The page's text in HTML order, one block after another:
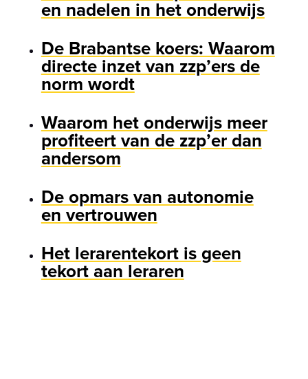
en nadelen in het onderwijs
De Brabantse koers: Waarom
directe inzet van zzp’ers de
norm wordt
Waarom het onderwijs meer
profiteert van de zzp’er dan
andersom
De opmars van autonomie
en vertrouwen
Het lerarentekort is geen
tekort aan leraren